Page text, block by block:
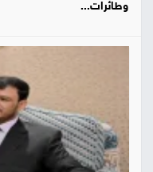
وطائرات...